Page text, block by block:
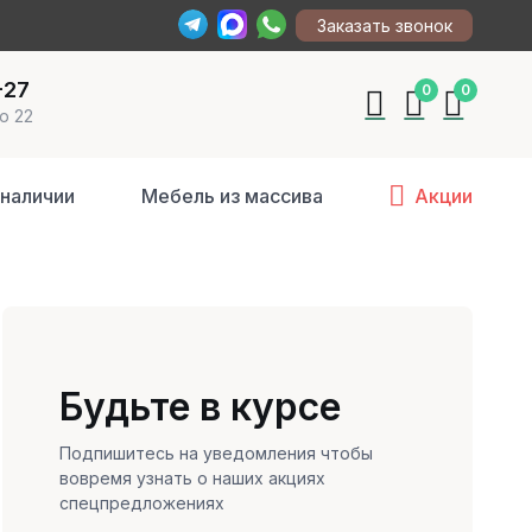
Заказать звонок
22
0 0
Мебель из массива Акции
Будьте в курсе
Подпишитесь на уведомления чтобы
вовремя узнать о наших акциях
спецпредложениях